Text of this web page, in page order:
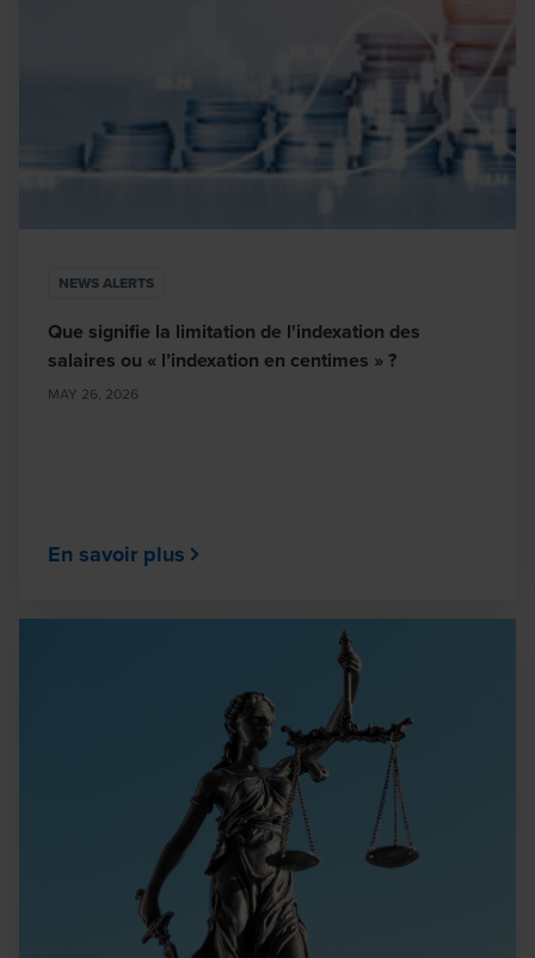
NEWS ALERTS
Que signifie la limitation de l'indexation des
salaires ou « l’indexation en centimes » ?
MAY 26, 2026
En savoir plus